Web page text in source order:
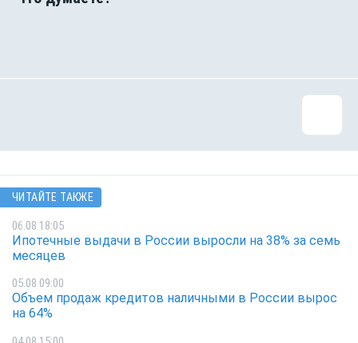
ЧИТАЙТЕ ТАКЖЕ
06.08 18:05
Ипотечные выдачи в России выросли на 38% за семь
месяцев
05.08 09:00
Объем продаж кредитов наличными в России вырос
на 64%